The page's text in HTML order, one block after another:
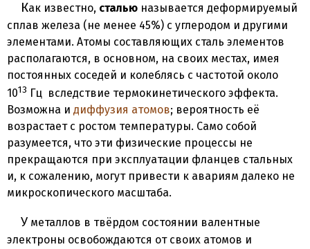
Как известно, сталью называется деформируемый
сплав железа (не менее 45%) с углеродом и другими
элементами. Атомы составляющих сталь элементов
располагаются, в основном, на своих местах, имея
постоянных соседей и колеблясь с частотой около
1013 Гц вследствие термокинетического эффекта.
Возможна и диффузия атомов; вероятность её
возрастает с ростом температуры. Само собой
разумеется, что эти физические процессы не
прекращаются при эксплуатации фланцев стальных
и, к сожалению, могут привести к авариям далеко не
микроскопического масштаба.
У металлов в твёрдом состоянии валентные
электроны освобождаются от своих атомов и